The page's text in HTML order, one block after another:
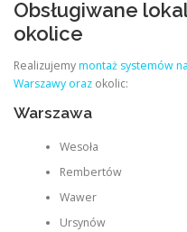
Obsługiwane
okolice
Realizujemymontaż systemów
Warszawy oraz okolic:
Warszawa
Wesoła
Rembertów
Wawer
Ursynów